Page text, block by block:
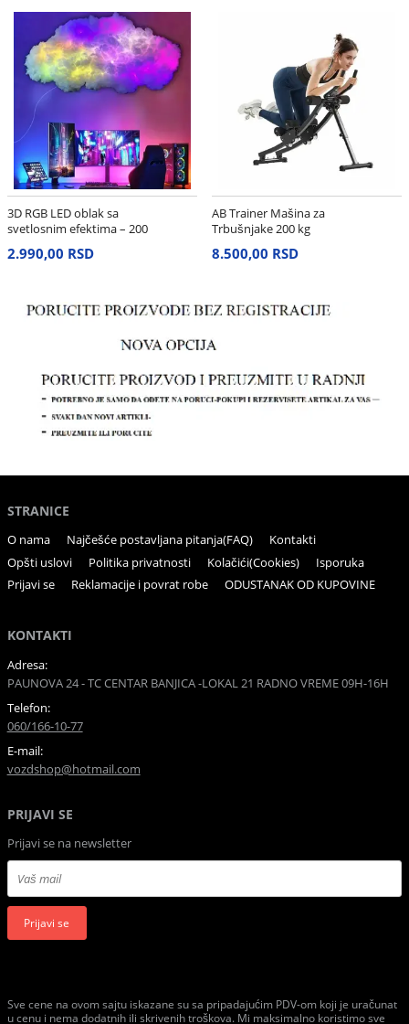
3D RGB LED oblak sa
svetlosnim efektima – 200
2.990,00 RSD
AB Trainer Mašina za
Trbušnjake 200 kg
8.500,00 RSD
STRANICE
O nama Najčešće postavljana pitanja(FAQ)
Kontakti
Opšti uslovi
Politika privatnosti Kolačići(Cookies)
Isporuka
Prijavi se
Reklamacije i povrat robe ODUSTANAK OD KUPOVINE
KONTAKTI
Adresa:
PAUNOVA 24 - TC CENTAR BANJICA -LOKAL 21 RADNO VREME 09H-16H
Telefon:
060/166-10-77
E-mail:
vozdshop@hotmail.com
PRIJAVI SE
Prijavi se na newsletter
Prijavi se
Sve cene na ovom sajtu iskazane su sa pripadajućim PDV-om koji je uračunat
u cenu i nema dodatnih ili skrivenih troškova. Mi maksimalno koristimo sve